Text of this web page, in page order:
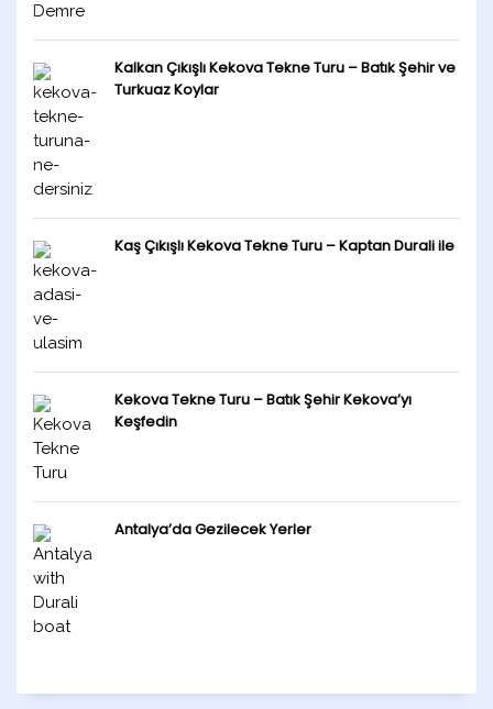
Kalkan Çıkışlı Kekova Tekne Turu – Batık Şehir ve
Turkuaz Koylar
Kaş Çıkışlı Kekova Tekne Turu – Kaptan Durali ile
Kekova Tekne Turu – Batık Şehir Kekova’yı
Keşfedin
Antalya’da Gezilecek Yerler